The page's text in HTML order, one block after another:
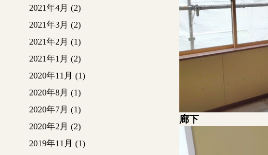
2021年4月 (2)
2021年3月 (2)
2021年2月 (1)
2021年1月 (2)
2020年11月 (1)
2020年8月 (1)
2020年7月 (1)
2020年2月 (2)
2019年11月 (1)
廊下